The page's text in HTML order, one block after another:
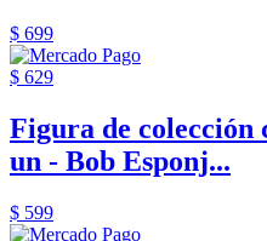
$ 699
$ 629
Figura de colección
un - Bob Esponj...
$ 599